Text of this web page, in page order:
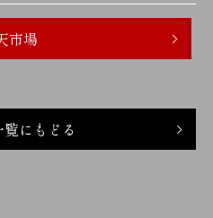
市場
にもどる